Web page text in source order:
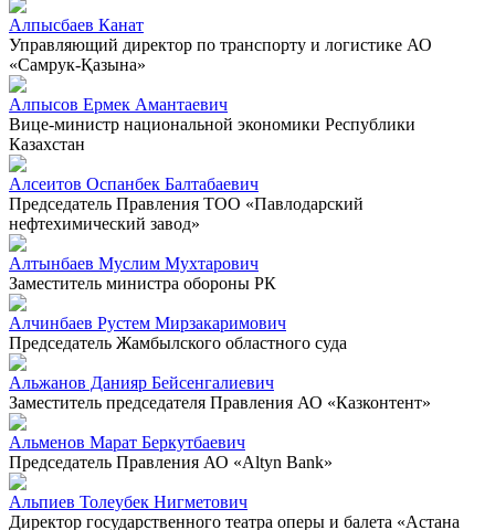
Алпысбаев Канат
Управляющий директор по транспорту и логистике АО
«Самрук-Қазына»
Алпысов Ермек Амантаевич
Вице-министр национальной экономики Республики
Казахстан
Алсеитов Оспанбек Балтабаевич
Председатель Правления ТОО «Павлодарский
нефтехимический завод»
Алтынбаев Муслим Мухтарович
Заместитель министра обороны РК
Алчинбаев Рустем Мирзакаримович
Председатель Жамбылского областного суда
Альжанов Данияр Бейсенгалиевич
Заместитель председателя Правления АО «Казконтент»
Альменов Марат Беркутбаевич
Председатель Правления АО «Altyn Bank»
Альпиев Толеубек Нигметович
Директор государственного театра оперы и балета «Астана